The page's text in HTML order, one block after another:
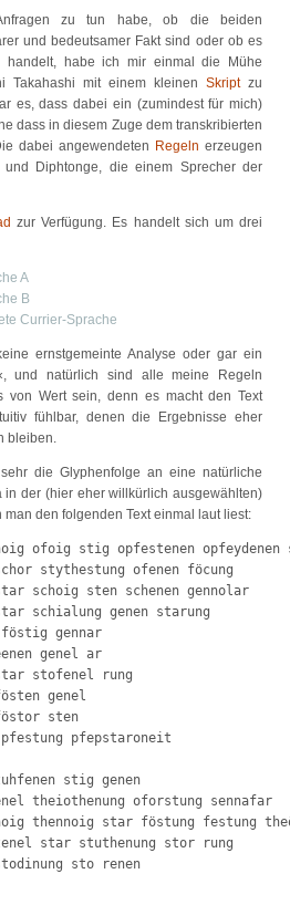
zu tun habe, ob die beiden
und bedeutsamer Fakt sind oder ob es
habe ich mir einmal die Mühe
Takahashi mit einem kleinen Skriptzu
es, dass dabei ein (zumindest für mich)
dass in diesem Zuge dem transkribierten
dabei angewendeten Regeln erzeugen
Diphtonge, die einem Sprecher der
zur Verfügung. Es handelt sich um drei
A
B
Currier-Sprache
ernstgemeinte Analyse oder gar ein
und natürlich sind alle meine Regeln
von Wert sein, denn es macht den Text
fühlbar, denen die Ergebnisse eher
bleiben.
die Glyphenfolge an eine natürliche
der (hier eher willkürlich ausgewählten)
den folgenden Text einmal laut liest:
ofoig stig opfestenen opfeydenen
stythestung ofenen föcung
schoig sten schenen gennolar
schialung genen starung
gennar
genel ar
stofenel rung
genel
sten
pfepstaroneit
stig genen
theiothenung oforstung sennafar
thennoig star föstung festung
star stuthenung stor rung
sto renen